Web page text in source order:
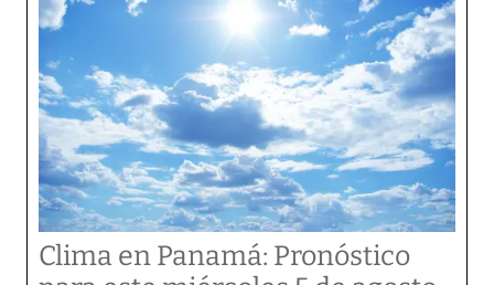
Clima en Panamá: Pronóstico